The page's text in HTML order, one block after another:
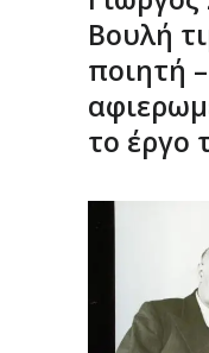
Βουλή
ποιητή
το έργο